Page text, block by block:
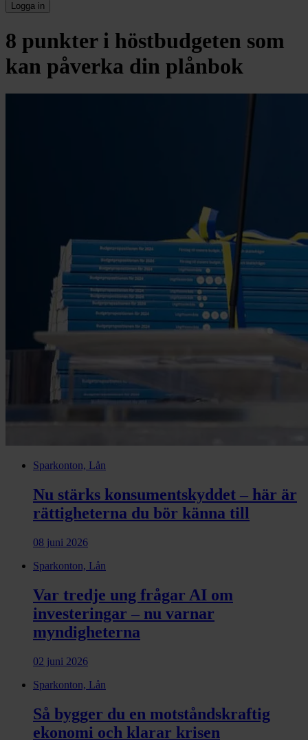
Logga in
8 punkter i höstbudgeten som
kan påverka din plånbok
Sparkonton, Lån
Nu stärks konsumentskyddet – här är
rättigheterna du bör känna till
08 juni 2026
Sparkonton, Lån
Var tredje ung frågar AI om
investeringar – nu varnar
myndigheterna
02 juni 2026
Sparkonton, Lån
Så bygger du en motståndskraftig
ekonomi och klarar krisen